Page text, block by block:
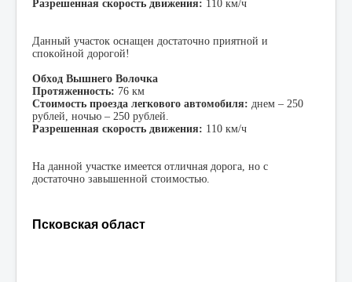
Разрешенная скорость движения: 110 км/ч
Данный участок оснащен достаточно приятной и
спокойной дорогой!
Обход Вышнего Волочка
Протяженность: 76 км
Стоимость проезда легкового автомобиля: днем – 250
рублей, ночью – 250 рублей.
Разрешенная скорость движения: 110 км/ч
На данной участке имеется отличная дорога, но с
достаточно завышенной стоимостью.
Псковская област